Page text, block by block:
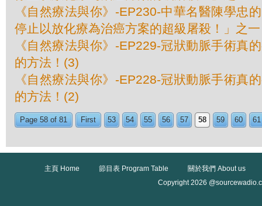
《自然療法與你》-EP230-中華名醫陳學忠
停止以放化療為治癌方案的超級屠殺！」之一
《自然療法與你》-EP229-冠狀動脈手術真
的方法！(3)
《自然療法與你》-EP228-冠狀動脈手術真
的方法！(2)
Page 58 of 81 First 53 54 55 56 57 58 59 60 61
主頁 Home 節目表 Program Table
關於我們 About us
Copyright 2026